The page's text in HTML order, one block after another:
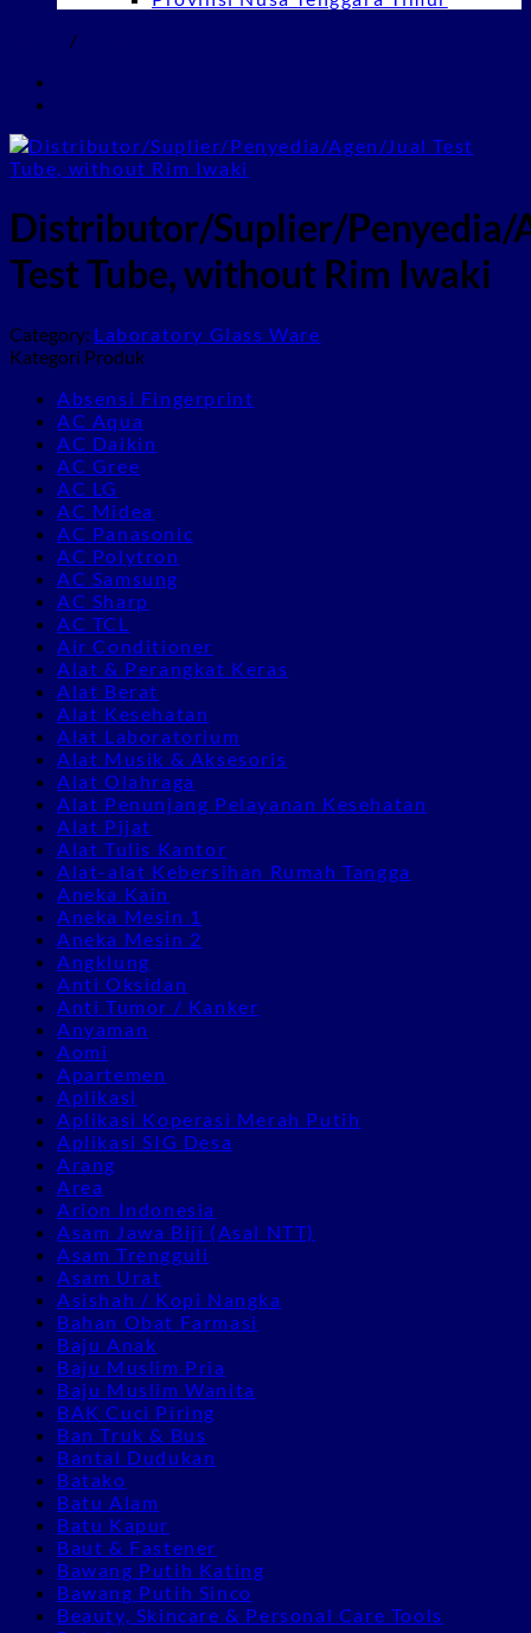
/
Distributor/Suplier/Penyedia/
Test Tube, without Rim Iwaki
Category: Laboratory Glass Ware
Kategori Produk
Absensi Fingerprint
AC Aqua
AC Daikin
AC Gree
AC LG
AC Midea
AC Panasonic
AC Polytron
AC Samsung
AC Sharp
AC TCL
Air Conditioner
Alat & Perangkat Keras
Alat Berat
Alat Kesehatan
Alat Laboratorium
Alat Musik & Aksesoris
Alat Olahraga
Alat Penunjang Pelayanan Kesehatan
Alat Pijat
Alat Tulis Kantor
Alat-alat Kebersihan Rumah Tangga
Aneka Kain
Aneka Mesin 1
Aneka Mesin 2
Angklung
Anti Oksidan
Anti Tumor / Kanker
Anyaman
Aomi
Apartemen
Aplikasi
Aplikasi Koperasi Merah Putih
Aplikasi SIG Desa
Arang
Area
Arion Indonesia
Asam Jawa Biji (Asal NTT)
Asam Trengguli
Asam Urat
Asishah / Kopi Nangka
Bahan Obat Farmasi
Baju Anak
Baju Muslim Pria
Baju Muslim Wanita
BAK Cuci Piring
Ban Truk & Bus
Bantal Dudukan
Batako
Batu Alam
Batu Kapur
Baut & Fastener
Bawang Putih Kating
Bawang Putih Sinco
Beauty, Skincare & Personal Care Tools